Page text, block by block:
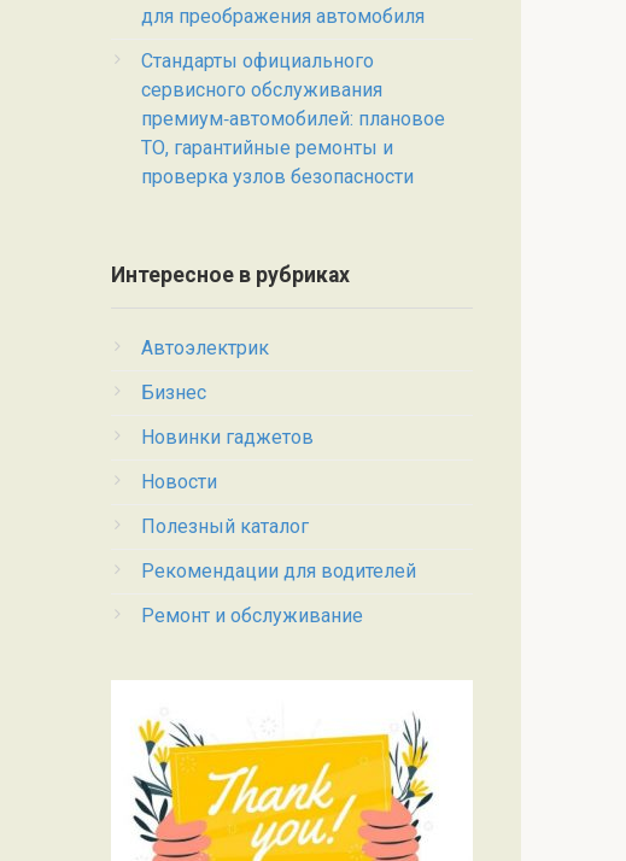
для преображения автомобиля
Стандарты официального
сервисного обслуживания
премиум‑автомобилей: плановое
ТО, гарантийные ремонты и
проверка узлов безопасности
Интересное в рубриках
Автоэлектрик
Бизнес
Новинки гаджетов
Новости
Полезный каталог
Рекомендации для водителей
Ремонт и обслуживание